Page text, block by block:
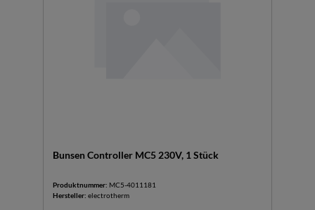
Bunsen Controller MC5 230V, 1 Stück
Produktnummer: MC5-4011181
Hersteller: electrotherm